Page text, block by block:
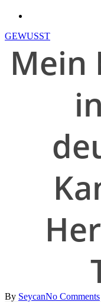
GEWUSST
Mein
By SeycanNo Comments